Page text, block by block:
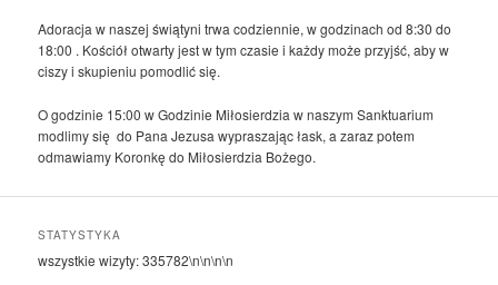
Adoracja w naszej świątyni trwa codziennie, w godzinach od 8:30 do
18:00 . Kościół otwarty jest w tym czasie i każdy może przyjść, aby w
ciszy i skupieniu pomodlić się.
O godzinie 15:00 w Godzinie Miłosierdzia w naszym Sanktuarium
modlimy się do Pana Jezusa wypraszając łask, a zaraz potem
odmawiamy Koronkę do Miłosierdzia Bożego.
STATYSTYKA
wszystkie wizyty:335782\n\n\n\n